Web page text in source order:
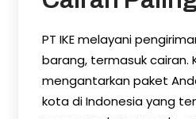
PT IKE melayani
barang, termasuk cairan.
mengantarkan paket
kota di Indonesia yang